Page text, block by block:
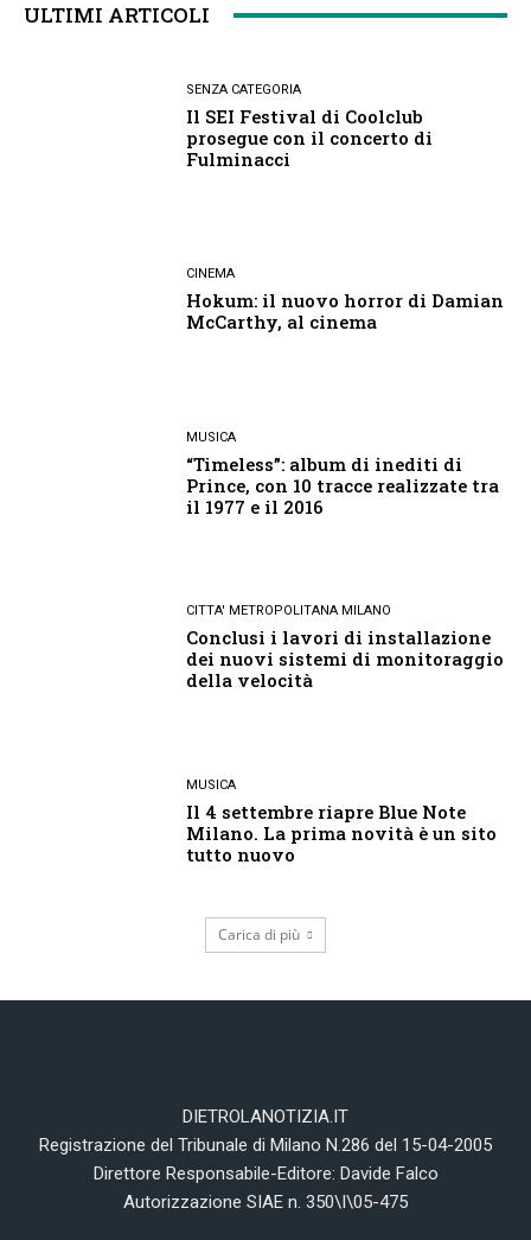
ULTIMI ARTICOLI
SENZA CATEGORIA
Il SEI Festival di Coolclub
prosegue con il concerto di
Fulminacci
CINEMA
Hokum: il nuovo horror di Damian
McCarthy, al cinema
MUSICA
“Timeless”: album di inediti di
Prince, con 10 tracce realizzate tra
il 1977 e il 2016
CITTA' METROPOLITANA MILANO
Conclusi i lavori di installazione
dei nuovi sistemi di monitoraggio
della velocità
MUSICA
Il 4 settembre riapre Blue Note
Milano. La prima novità è un sito
tutto nuovo
Carica di più
DIETROLANOTIZIA.IT
Registrazione del Tribunale di Milano N.286 del 15-04-2005
Direttore Responsabile-Editore: Davide Falco
Autorizzazione SIAE n. 350\I\05-475